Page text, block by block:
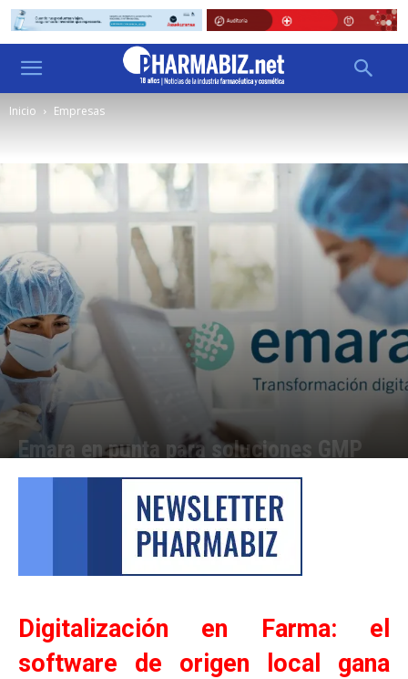
Inicio Empresas
Emara en punta para soluciones GMP
Por Equipo de Redacción - 30/06/2026 12:00
Digitalización en Farma: el
software de origen local gana